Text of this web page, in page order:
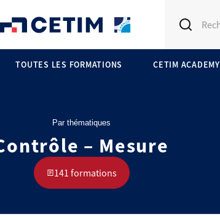
TOUTES LES FORMATIONS CETIM ACADEMY
Par thématiques
– Mesure
141 formations